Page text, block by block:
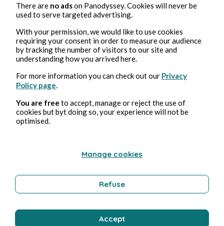
Même si
Patrick Vasse 1min de lecture
There are no adson Panodyssey. Cookies will never be
used to serve targeted advertising.
With your permission, we would like to use cookies
requiring your consent in order to measure our audience
by tracking the number of visitors to our site and
understanding how you arrived here.
For more information you can check out our Privacy
Policy page
You are free to accept, manage or reject the use of
cookies but byt doing so, your experience will not be
optimised.
Manage cookies
Refuse
Accept